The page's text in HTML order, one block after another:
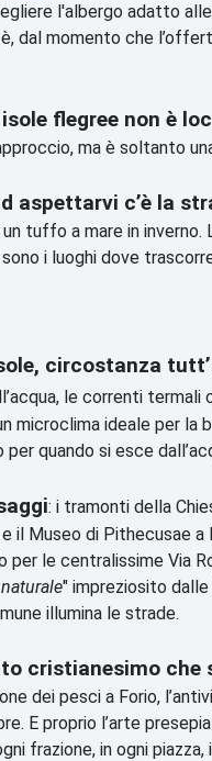
l'albergo adatto
dal momento che
flegree non è
ma è soltanto
aspettarvi c’è la
tuffo a mare in inverno.
i luoghi dove
circostanza
le correnti
microclima ideale per la
quando si esce
: i tramonti della
il Museo di Pithecusae
per le centralissime Via
" impreziosito
illumina le strade.
cristianesimo
dei pesci a Forio,
E proprio l’arte
frazione, in ogni